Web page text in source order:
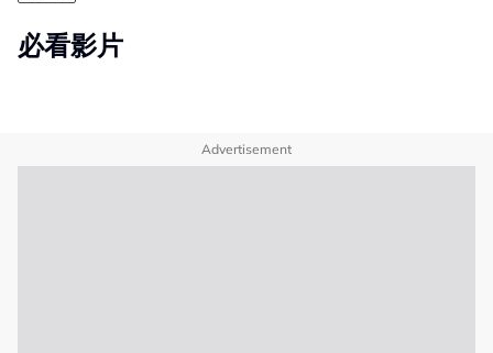
必看影片
Advertisement